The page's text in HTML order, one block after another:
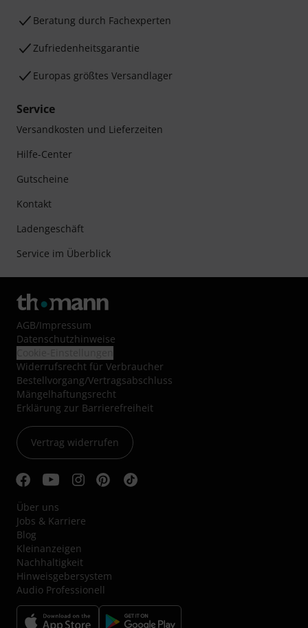
Beratung durch Fachexperten
Zufriedenheitsgarantie
Europas größtes Versandlager
Service
Versandkosten und Lieferzeiten
Hilfe-Center
Gutscheine
Kontakt
Ladengeschäft
Service im Überblick
AGB/Impressum
Datenschutzhinweise
Widerrufsrecht für Verbraucher
Bestellvorgang/Vertragsabschluss
Mängelhaftungsrecht
Erklärung zur Barrierefreiheit
Vertrag widerrufen
Über uns
Jobs & Karriere
Blog
Kleinanzeigen
Nachhaltigkeit
Hinweisgebersystem
Audio Professionell